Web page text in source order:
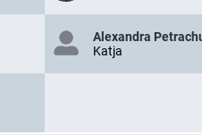
Alexandra
Katja